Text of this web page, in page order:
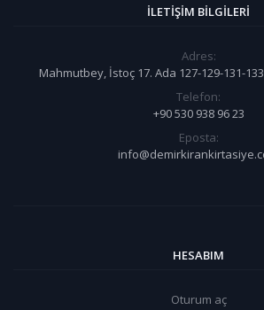
İLETIŞIM BILGILERI
Adres:
Mahmutbey, İstoç 17. Ada 127-129-131-
Telefon:
+90 530 938 96 23
Eposta:
HESABIM
Oturum aç